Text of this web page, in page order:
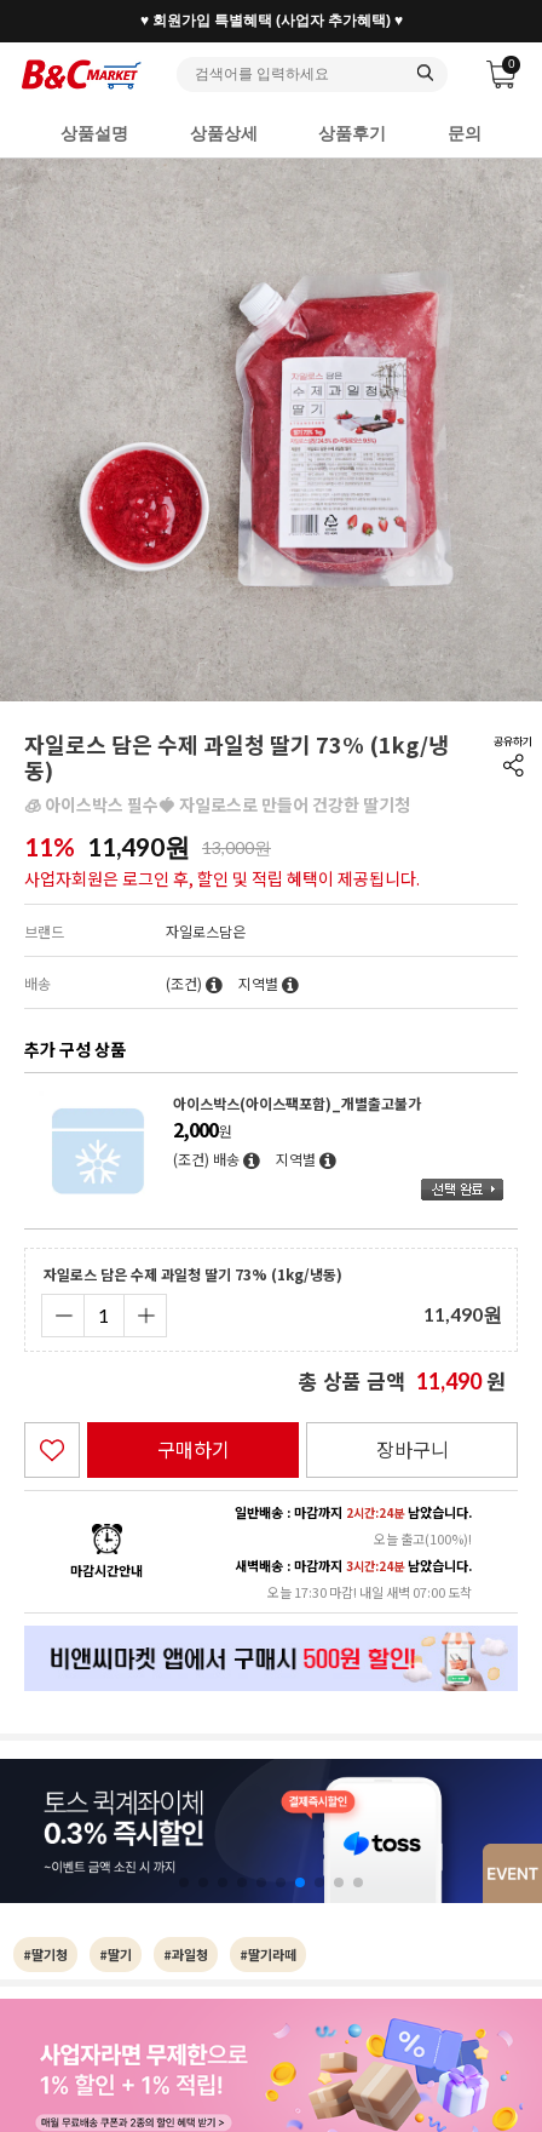
30만 홈베이커 1.2만 사업자가 즐겨찾는 마켓리더
0
상품설명 상품상세 상품후기 문의
자일로스 담은 수제 과일청 딸기 73% (1kg/냉
동)
🧊 아이스박스 필수🍓 자일로스로 만들어 건강한 딸기청
11% 11,490원 13,000원
사업자회원은 로그인 후, 할인 및 적립 혜택이 제공됩니다.
브랜드 자일로스담은
배송 (조건) 지역별
추가 구성 상품
아이스박스(아이스팩포함)_개별출고불가
2,000원
(조건) 배송
지역별
자일로스 담은 수제 과일청 딸기 73% (1kg/냉동)
11,490원
총 상품 금액 11,490원
구매하기 장바구니
마감시간안내
일반배송 : 마감까지 2시간:24분남았습니다.
오늘 출고(100%)!
새벽배송 : 마감까지 3시간:24분남았습니다.
오늘 17:30 마감! 내일 새벽 07:00 도착
#딸기청 #딸기 #과일청 #딸기라떼